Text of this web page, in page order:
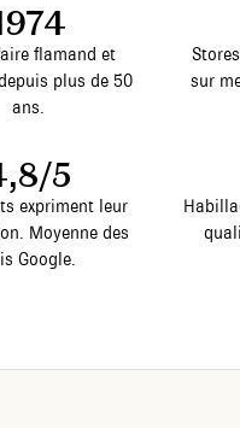
flamand et
plus de 50
ans.
sur
5
expriment leur
Moyenne des
Google.